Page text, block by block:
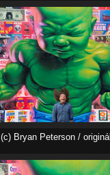
(c) Bryan Peterson / originál